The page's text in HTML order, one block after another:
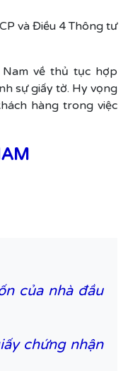
và Điều 4 Thông tư
Nam về thủ tục hợp
sự giấy tờ. Hy vọng
hàng trong việc
của nhà đầu
chứng nhận